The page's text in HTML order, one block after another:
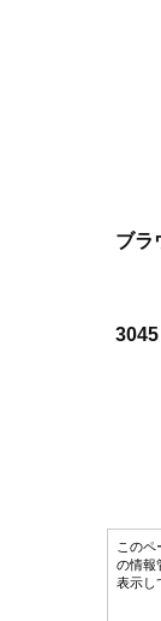
ブラ
このペ
の情報
表示し